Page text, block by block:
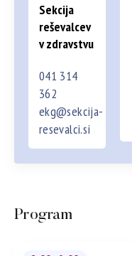
Sekcija
reševalcev
v zdravstvu
041 314
362
ekg@sekcija-
resevalci.si
Program